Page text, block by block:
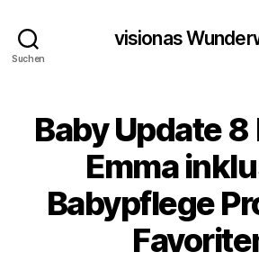
Suchen
visionas
Baby Update
Emma
Babypflege